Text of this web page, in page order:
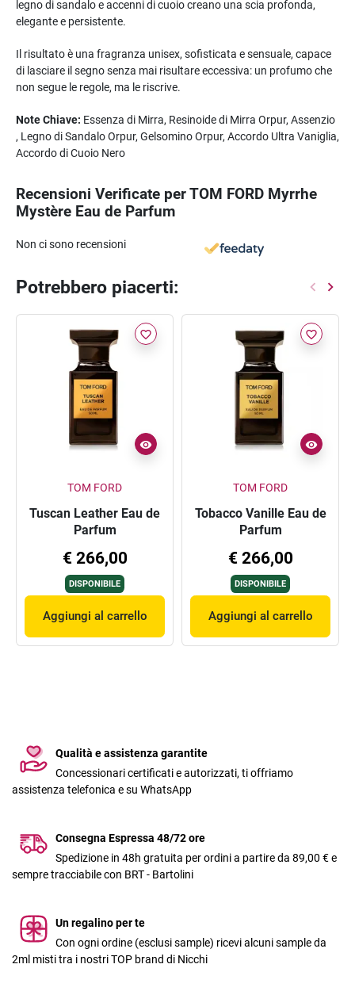
legno di sandalo e accenni di cuoio creano una scia profonda,
elegante e persistente.
Il risultato è una fragranza unisex, sofisticata e sensuale, capace
di lasciare il segno senza mai risultare eccessiva: un profumo che
non segue le regole, ma le riscrive.
Note Chiave: Essenza di Mirra, Resinoide di Mirra Orpur, Assenzio
, Legno di Sandalo Orpur, Gelsomino Orpur, Accordo Ultra Vaniglia,
Accordo di Cuoio Nero
Recensioni Verificate per TOM FORD Myrrhe
Mystère Eau de Parfum
Non ci sono recensioni
Potrebbero piacerti:
favorite_border
TOM FORD
Tuscan Leather Eau de
Parfum
€ 266,00
DISPONIBILE
Aggiungi al carrello
favorite_border
TOM FORD
Tobacco Vanille Eau de
Parfum
€ 266,00
DISPONIBILE
Aggiungi al carrello
Qualità e assistenza garantite
Concessionari certificati e autorizzati, ti offriamo
assistenza telefonica e su WhatsApp
Consegna Espressa 48/72 ore
Spedizione in 48h gratuita per ordini a partire da 89,00 € e
sempre tracciabile con BRT - Bartolini
Un regalino per te
Con ogni ordine (esclusi sample) ricevi alcuni sample da
2ml misti tra i nostri TOP brand di Nicchi